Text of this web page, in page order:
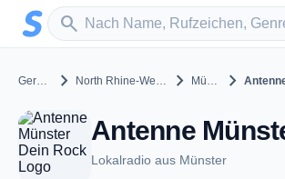
Zum Hauptinhalt springen
search
Sender suchen
Germany chevron_right North Rhine-Westphalia chevron_right Münster chevron_right
Lokalradio aus Münster